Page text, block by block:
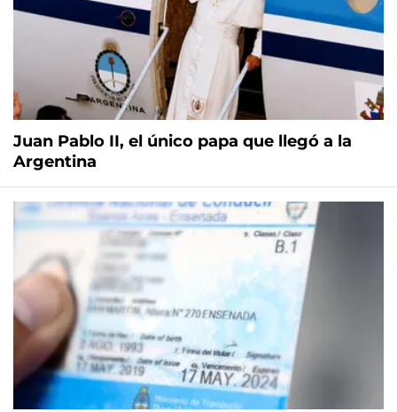
Juan Pablo II, el único papa que llegó a la
Argentina